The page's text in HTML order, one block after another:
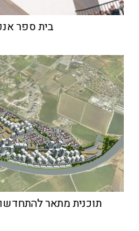
בית ספר
תוכנית מתאר